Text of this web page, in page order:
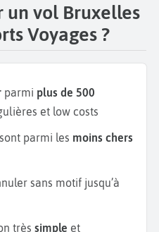
un vol Bruxelles
Voyages ?
parmi plus de 500
et low costs
sont parmi les moins chers
sans motif jusqu’à
très simple et